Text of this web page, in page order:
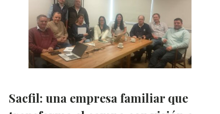
Sacfil: una empresa familiar que